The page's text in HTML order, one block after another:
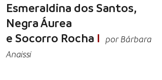
Esmeraldina dos Santos,
Negra Áurea
e Socorro Rocha I
por Bárbara
Anaissi